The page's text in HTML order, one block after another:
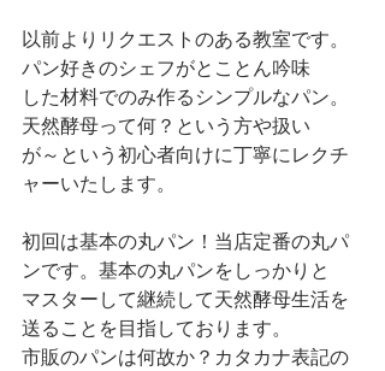
以前よりリクエストのある教室です。
パン好きのシェフがとことん吟味
した材料でのみ作るシンプルなパン。
天然酵母って何？という方や扱い
が～という初心者向けに丁寧にレクチ
ャーいたします。
初回は基本の丸パン！当店定番の丸パ
ンです。基本の丸パンをしっかりと
マスターして継続して天然酵母生活を
送ることを目指しております。
市販のパンは何故か？カタカナ表記の